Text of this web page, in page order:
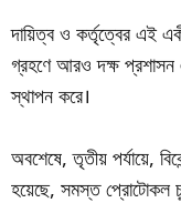
দায়িত্ব ও কর্তৃত্বের এই
গ্রহণে আরও দক্ষ প্রশাসন
স্থাপন করে।
অবশেষে, তৃতীয় পর্যায়ে,
হয়েছে, সমস্ত প্রোটোকল